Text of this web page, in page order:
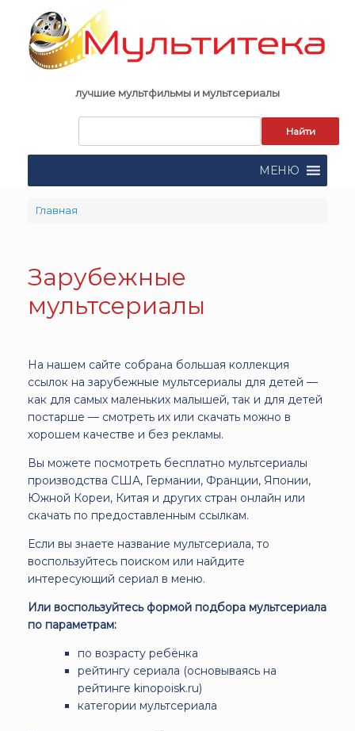
content
лучшие мультфильмы и мультсериалы
поиска:
МЕНЮ
Главная
Зарубежные
мультсериалы
На нашем сайте собрана большая коллекция
ссылок на зарубежные мультсериалы для детей —
как для самых маленьких малышей, так и для детей
постарше — смотреть их или скачать можно в
хорошем качестве и без рекламы.
Вы можете посмотреть бесплатно мультсериалы
производства США, Германии, Франции, Японии,
Южной Кореи, Китая и других стран онлайн или
скачать по предоставленным ссылкам.
Если вы знаете название мультсериала, то
воспользуйтесь поиском или найдите
интересующий сериал в меню.
Или воспользуйтесь формой подбора мультсериала
по параметрам:
по возрасту ребёнка
рейтингу сериала (основываясь на
рейтинге kinopoisk.ru)
категории мультсериала